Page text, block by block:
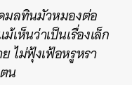
มลทินมัวหมองต่อ
ห็นว่าเป็นเรื่องเล็ก
ไม่ฟุ้งเฟ้อหรูหรา
น